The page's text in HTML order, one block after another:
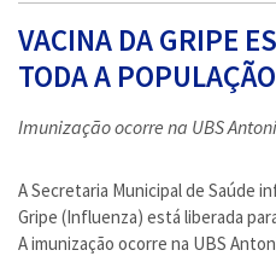
VACINA DA GRIPE
TODA A POPULAÇÃO
Imunização ocorre na UBS
A Secretaria Municipal de Saúde
Gripe (Influenza) está liberada
A imunização ocorre na UBS